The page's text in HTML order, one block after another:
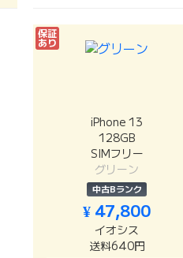
保証
あり
iPhone 13
128GB
SIMフリー
グリーン
中古Bランク
¥ 47,800
イオシス
送料640円